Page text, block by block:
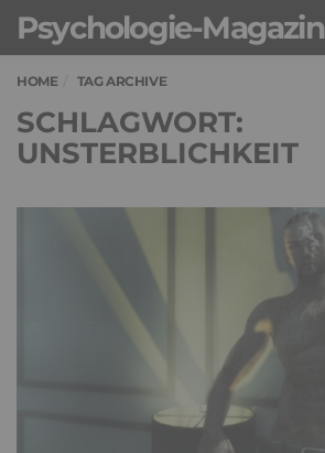
Psychologie-Magazin
HOME TAG ARCHIVE
SCHLAGWORT:
UNSTERBLICHKEIT